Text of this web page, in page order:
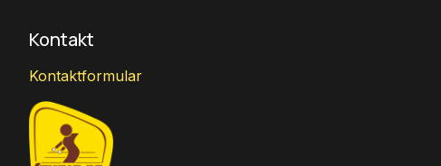
Kontakt
Kontaktformular